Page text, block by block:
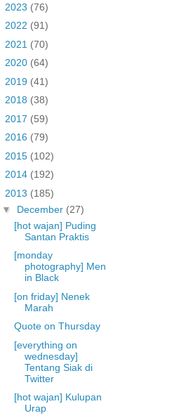
2023 (76)
2022 (91)
2021 (70)
2020 (64)
2019 (41)
2018 (38)
2017 (59)
2016 (79)
2015 (102)
2014 (192)
2013 (185)
▼ December (27)
[hot wajan] Puding
Santan Praktis
[monday
photography] Men
in Black
[on friday] Nenek
Marah
Quote on Thursday
[everything on
wednesday]
Tentang Siak di
Twitter
[hot wajan] Kulupan
Urap